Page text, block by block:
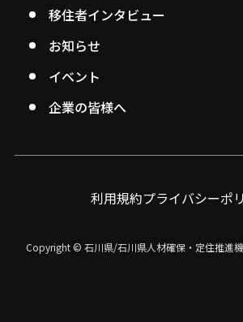
移住者インタビュー
お知らせ
イベント
企業の皆様へ
利用規約プライバシーポ
Copyright © 石川県/石川県人材確保・定住推進